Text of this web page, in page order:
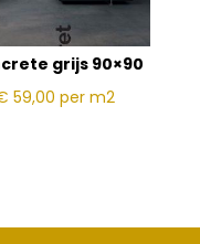
grijs 90×90
59,00per m2